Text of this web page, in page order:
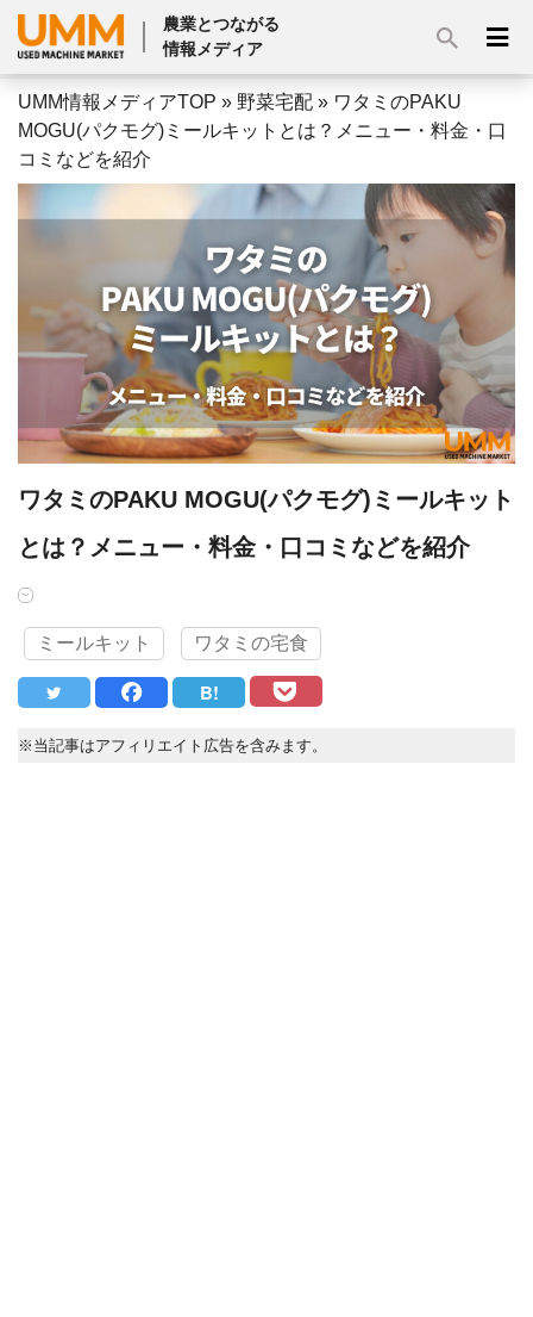
農業とつながる
情報メディア
UMM情報メディアTOP » 野菜宅配 » ワタミのPAKU
MOGU(パクモグ)ミールキットとは？メニュー・料金・口
コミなどを紹介
ワタミのPAKU MOGU(パクモグ)ミールキット
とは？メニュー・料金・口コミなどを紹介
ミールキット ワタミの宅食
B!
※当記事はアフィリエイト広告を含みます。